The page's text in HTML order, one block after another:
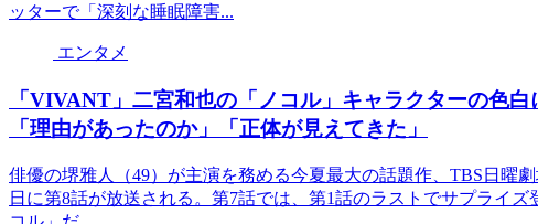
ッターで「深刻な睡眠障害...
エンタメ
「VIVANT」二宮和也の「ノコル」キャラクターの色
「理由があったのか」「正体が見えてきた」
俳優の堺雅人（49）が主演を務める今夏最大の話題作、TBS日曜
日に第8話が放送される。第7話では、第1話のラストでサプライ